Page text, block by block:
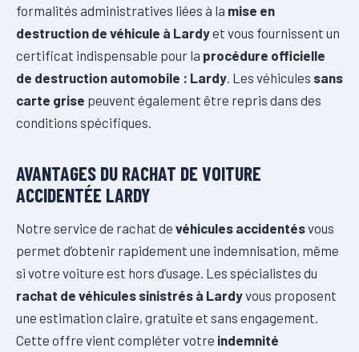
formalités administratives liées à la mise en
destruction de véhicule à Lardyet vous fournissent un
certificat indispensable pour la procédure officielle
de destruction automobile : Lardy . Les véhicules sans
carte grise peuvent également être repris dans des
conditions spécifiques.
AVANTAGES DU RACHAT DE VOITURE
ACCIDENTÉE LARDY
Notre service de rachat de véhicules accidentésvous
permet d’obtenir rapidement une indemnisation, même
si votre voiture est hors d’usage. Les spécialistes du
rachat de véhicules sinistrés à Lardyvous proposent
une estimation claire, gratuite et sans engagement.
Cette offre vient compléter votre indemnité